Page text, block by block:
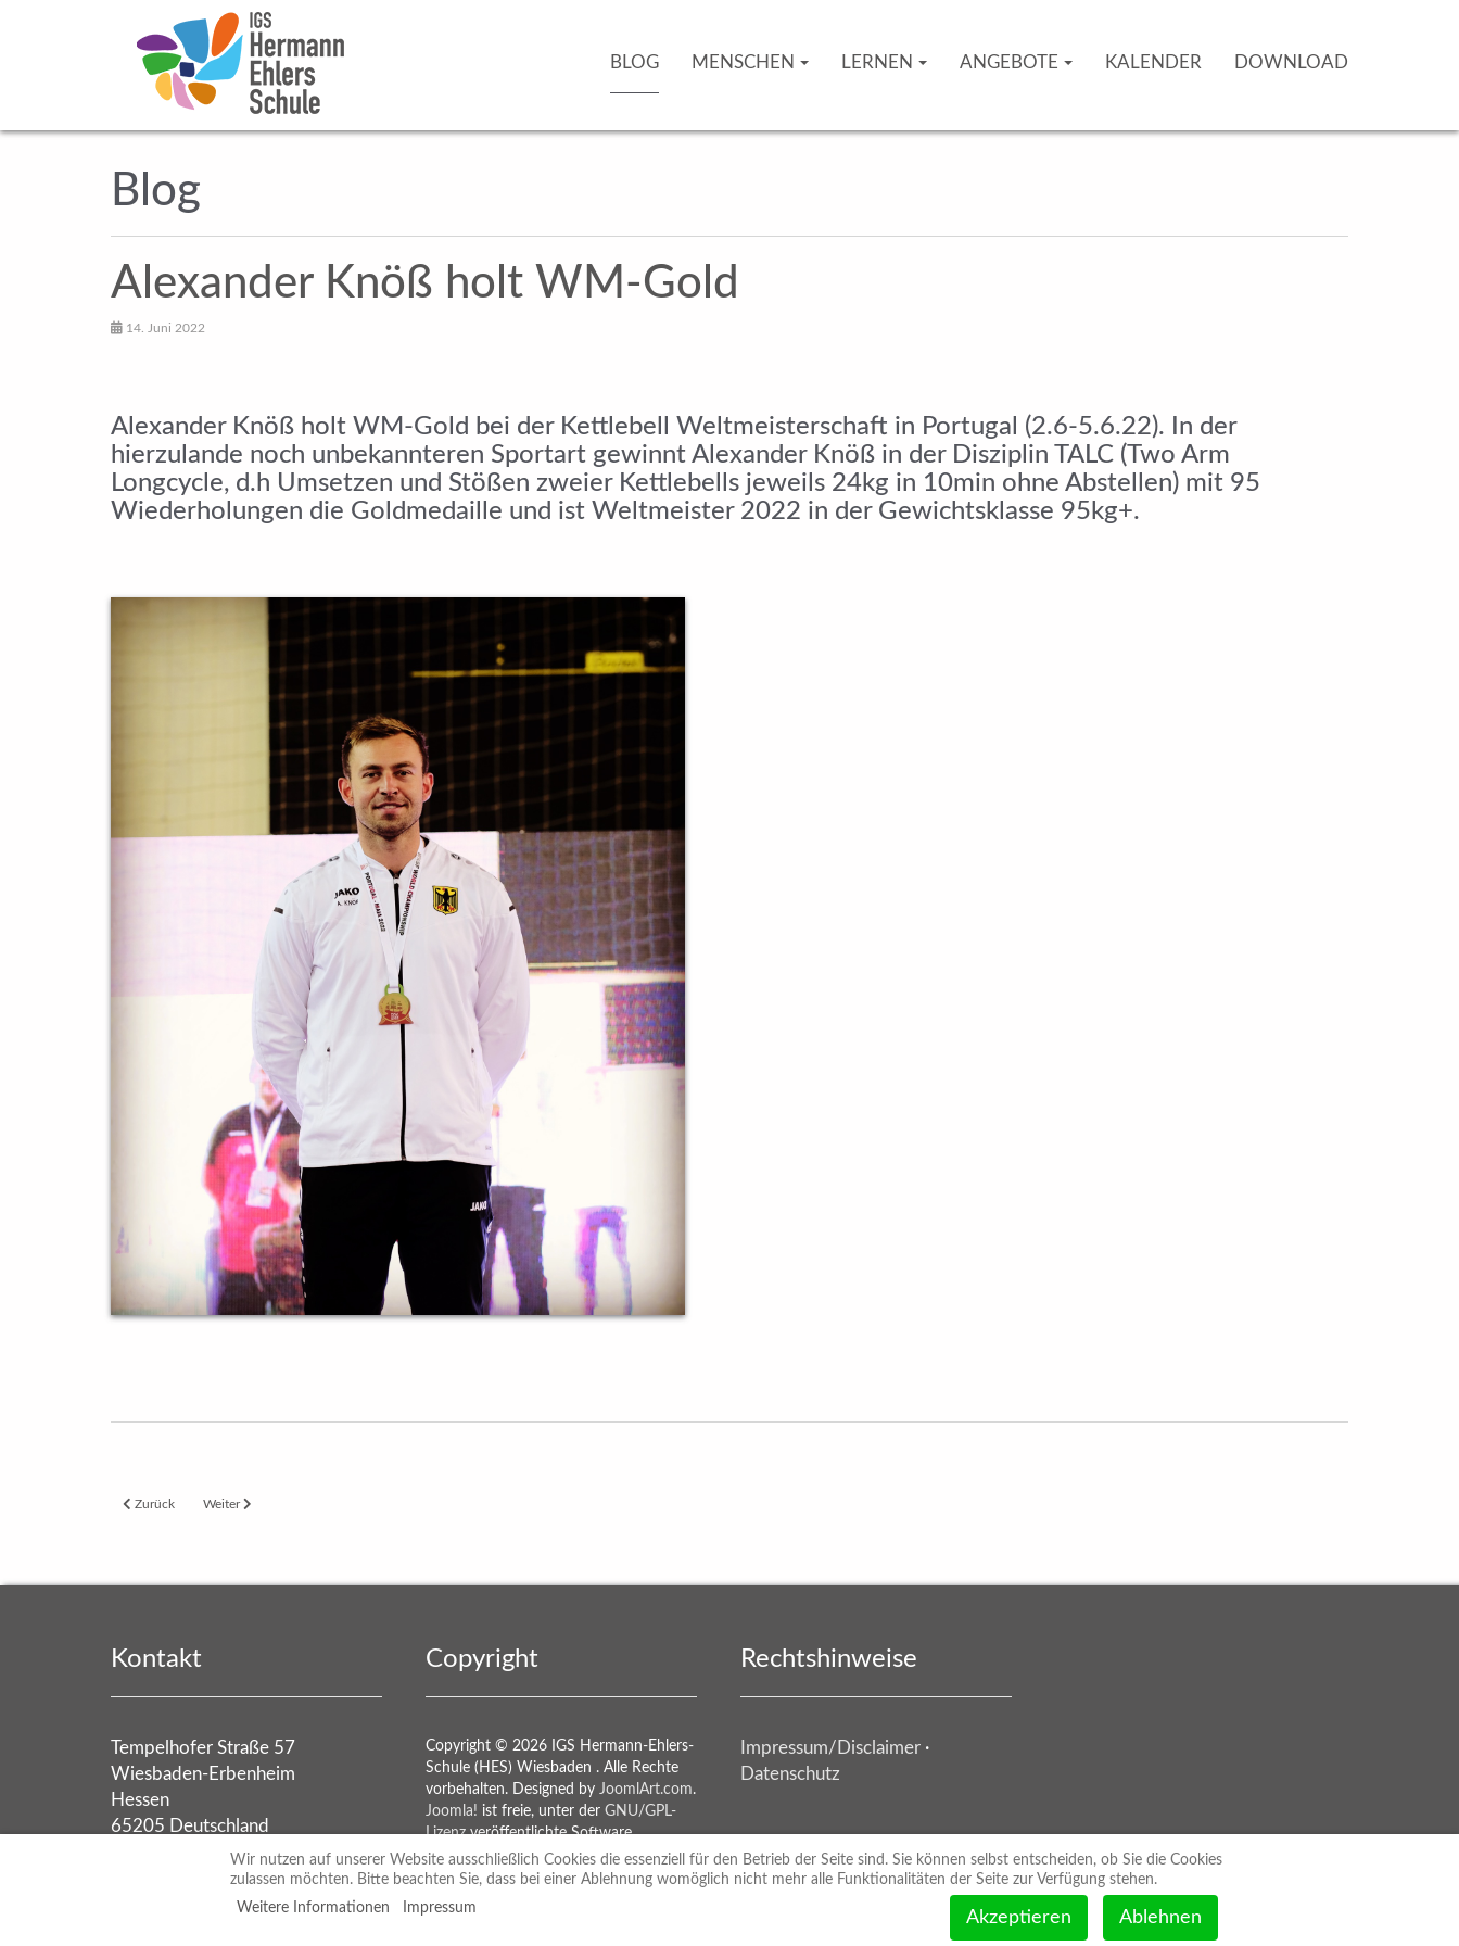
BLOG MENSCHEN LERNEN ANGEBOTE KALENDER DOWNLOAD
Blog
Alexander Knöß holt WM-Gold
14. Juni 2022
Alexander Knöß holt WM-Gold bei der Kettlebell Weltmeisterschaft in Portugal (2.6-5.6.22). In der
hierzulande noch unbekannteren Sportart gewinnt Alexander Knöß in der Disziplin TALC (Two Arm
Longcycle, d.h Umsetzen und Stößen zweier Kettlebells jeweils 24kg in 10min ohne Abstellen) mit 95
Wiederholungen die Goldmedaille und ist Weltmeister 2022 in der Gewichtsklasse 95kg+.
Vorheriger Beitrag: Die Preisverleihung zum Kunstwettbewerb
Zurück Nächster Beitrag: Erfolg im Wettbewerb "Stadtradeln 2021"
Weiter
Kontakt
Tempelhofer Straße 57
Wiesbaden-Erbenheim
Hessen
65205 Deutschland
hermann-ehlers-
schule@wiesbaden.de
Copyright
Copyright © 2026 IGS Hermann-Ehlers-
Schule (HES) Wiesbaden . Alle Rechte
vorbehalten. Designed by JoomlArt.com.
Joomla! ist freie, unter der GNU/GPL-
Lizenzveröffentlichte Software.
Rechtshinweise
Impressum/Disclaimer ·
Datenschutz
Wir nutzen auf unserer Website ausschließlich Cookies die essenziell für den Betrieb der Seite sind. Sie können selbst entscheiden, ob Sie die Cookies
zulassen möchten. Bitte beachten Sie, dass bei einer Ablehnung womöglich nicht mehr alle Funktionalitäten der Seite zur Verfügung stehen.
Akzeptieren Ablehnen
Weitere Informationen Impressum